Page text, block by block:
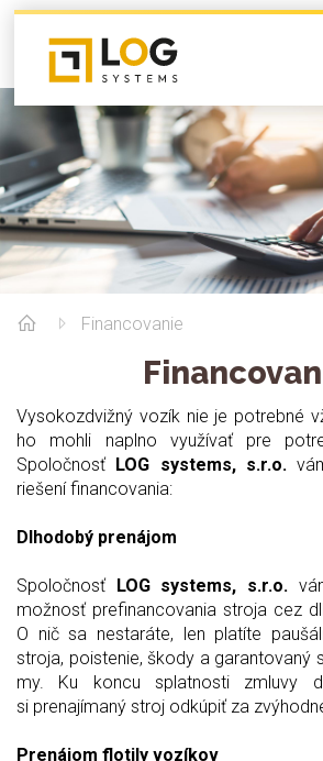
Financovanie
Vysokozdvižný vozík nie je potrebné
ho mohli naplno využívať pre
Spoločnosť LOG systems, s.r.o.
riešení financovania:
Dlhodobý prenájom
Spoločnosť LOG systems, s.r.o.
možnosť prefinancovania stroja cez
O nič sa nestaráte, len platíte
stroja, poistenie, škody a garantovaný
my. Ku koncu splatnosti zmluvy
si prenajímaný stroj odkúpiť za
Prenájom flotily vozíkov